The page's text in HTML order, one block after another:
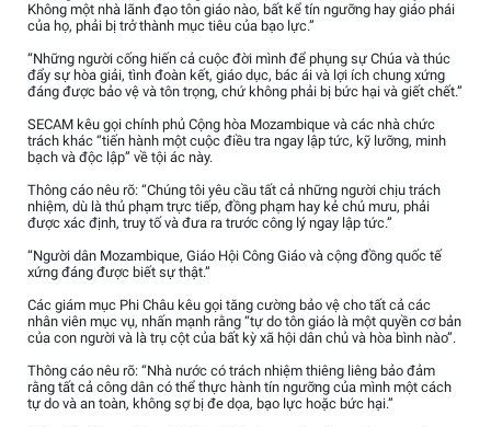
Không một nhà lãnh đạo tôn giáo nào, bất kể tín ngưỡng hay giáo phái
của họ, phải bị trở thành mục tiêu của bạo lực.”
“Những người cống hiến cả cuộc đời mình để phụng sự Chúa và thúc
đẩy sự hòa giải, tình đoàn kết, giáo dục, bác ái và lợi ích chung xứng
đáng được bảo vệ và tôn trọng, chứ không phải bị bức hại và giết chết.”
SECAM kêu gọi chính phủ Cộng hòa Mozambique và các nhà chức
trách khác “tiến hành một cuộc điều tra ngay lập tức, kỹ lưỡng, minh
bạch và độc lập” về tội ác này.
Thông cáo nêu rõ: “Chúng tôi yêu cầu tất cả những người chịu trách
nhiệm, dù là thủ phạm trực tiếp, đồng phạm hay kẻ chủ mưu, phải
được xác định, truy tố và đưa ra trước công lý ngay lập tức.”
“Người dân Mozambique, Giáo Hội Công Giáo và cộng đồng quốc tế
xứng đáng được biết sự thật.”
Các giám mục Phi Châu kêu gọi tăng cường bảo vệ cho tất cả các
nhân viên mục vụ, nhấn mạnh rằng “tự do tôn giáo là một quyền cơ bản
của con người và là trụ cột của bất kỳ xã hội dân chủ và hòa bình nào”.
Thông cáo nêu rõ: “Nhà nước có trách nhiệm thiêng liêng bảo đảm
rằng tất cả công dân có thể thực hành tín ngưỡng của mình một cách
tự do và an toàn, không sợ bị đe dọa, bạo lực hoặc bức hại.”